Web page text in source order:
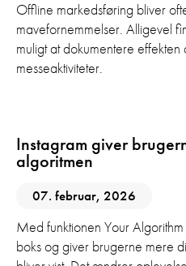
Offline markedsføring bliver
mavefornemmelser. Alligevel
muligt at dokumentere
messeaktiviteter.
Instagram giver
algoritmen
07. februar, 2026
Med funktionen Your
boks og giver brugerne mere